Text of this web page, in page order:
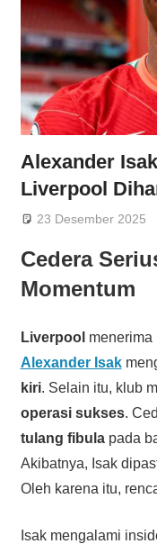
Alexander
Liverpool
23 Desember 2025
Cedera
Momentum
Liverpool menerima
Alexander Isak
kiri. Selain itu, klub
operasi sukses.
tulang fibulapada
Akibatnya, Isak
Oleh karena itu,
Isak mengalami